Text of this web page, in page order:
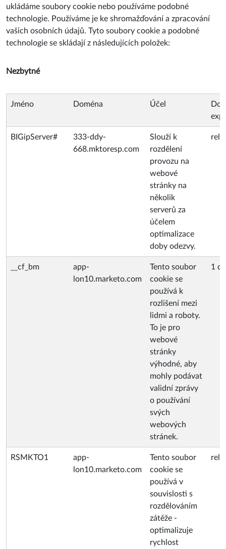
ukládáme soubory cookie nebo používáme podobné
technologie. Používáme je ke shromažďování a zpracování
vašich osobních údajů. Tyto soubory cookie a podobné
technologie se skládají z následujících položek:
Nezbytné
Jméno Doména Účel
BIGipServer#
333-ddy-
668.mktoresp.com
Slouží k
rozdělení
provozu na
webové
stránky na
několik
serverů za
účelem
optimalizace
doby odezvy.
__cf_bm
app-
lon10.marketo.com
Tento soubor
cookie se
používá k
rozlišení mezi
lidmi a roboty.
To je pro
webové
stránky
výhodné, aby
mohly podávat
validní zprávy
o používání
svých
webových
stránek.
1
RSMKTO1
app-
lon10.marketo.com
Tento soubor
cookie se
používá v
souvislosti s
rozdělováním
zátěže -
optimalizuje
rychlost